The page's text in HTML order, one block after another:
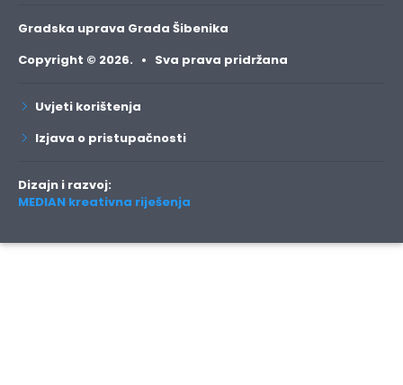
Gradska uprava Grada Šibenika
Copyright © 2026. • Sva prava pridržana
Uvjeti korištenja
Izjava o pristupačnosti
Dizajn i razvoj:
MEDIAN kreativna riješenja